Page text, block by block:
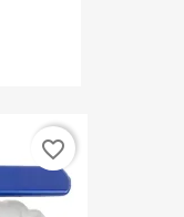
favorite_border